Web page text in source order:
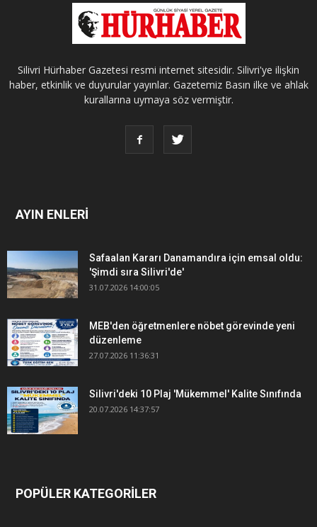
Silivri Hürhaber Gazetesi resmi internet sitesidir. Silivri'ye ilişkin
haber, etkinlik ve duyurular yayınlar. Gazetemiz Basın ilke ve ahlak
kurallarına uymaya söz vermiştir.
AYIN ENLERİ
Safaalan Kararı Danamandıra için emsal oldu:
'Şimdi sıra Silivri'de'
31.07.2026 14:00:05
MEB'den öğretmenlere nöbet görevinde yeni
düzenleme
27.07.2026 11:36:31
Silivri'deki 10 Plaj 'Mükemmel' Kalite Sınıfında
20.07.2026 14:37:57
POPÜLER KATEGORİLER